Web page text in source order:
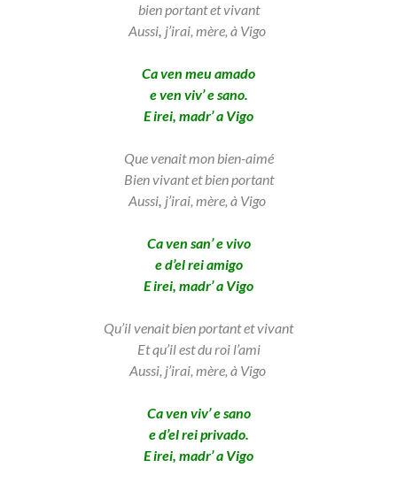
bien portant et vivant
Aussi, j’irai, mère, à Vigo
Ca ven meu amado
e ven viv’ e sano.
E irei, madr’ a Vigo
Que venait mon bien-aimé
Bien vivant et bien portant
Aussi, j’irai, mère, à Vigo
Ca ven san’ e vivo
e d’el rei amigo
E irei, madr’ a Vigo
Qu’il venait bien portant et vivant
Et qu’il est du roi l’ami
Aussi, j’irai, mère, à Vigo
Ca ven viv’ e sano
e d’el rei privado.
E irei, madr’ a Vigo